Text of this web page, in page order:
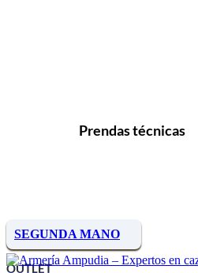
Prendas técnicas
SEGUNDA MANO
OUTLET